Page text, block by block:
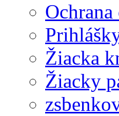
Žiacka
Žiacky